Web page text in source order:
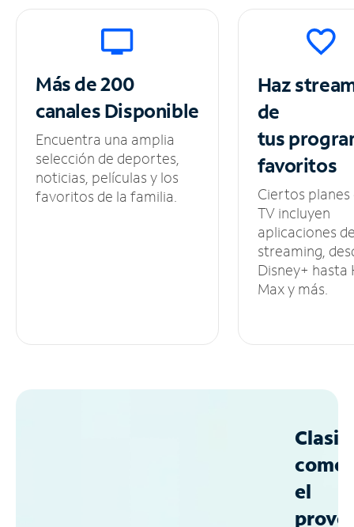
Más de 200
canalesDisponible
Encuentra una amplia
selección de deportes,
noticias, películas y los
favoritos de la familia.
Haz
de
tus
favoritos
Ciertos planes
TV incluyen
aplicaciones
streaming,
Disney+ hasta
Max y más.
como
el